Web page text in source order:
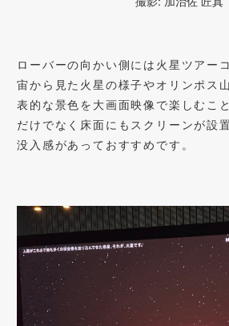
ローバーの向かい側には火星ツアー
宙から見た火星の様子やオリンポス
表的な景色を大画面映像で楽しむこ
だけでなく床面にもスクリーンが設
没入感があっておすすめです。